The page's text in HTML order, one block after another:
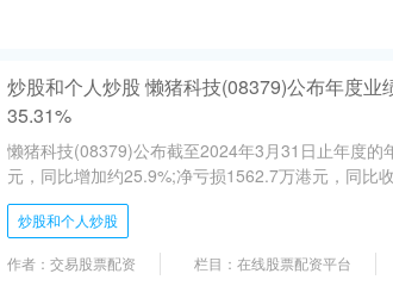
炒股和个人炒股 懒猪科技(08379)公布年度业
35.31%
懒猪科技(08379)公布截至2024年3月31日止年度
元，同比增加约25.9%;净亏损1562.7万港元，同比
炒股和个人炒股
作者：交易股票配资 栏目：在线股票配资平台